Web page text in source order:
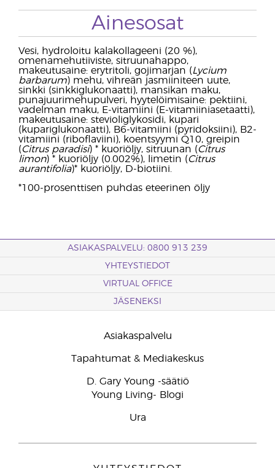
Ainesosat
Vesi, hydroloitu kalakollageeni (20 %),
omenamehutiiviste, sitruunahappo,
makeutusaine: erytritoli, gojimarjan (Lycium
barbarum) mehu, vihreän jasmiiniteen uute,
sinkki (sinkkiglukonaatti), mansikan maku,
punajuurimehupulveri, hyytelöimisaine: pektiini,
vadelman maku, E-vitamiini (E-vitamiiniasetaatti),
makeutusaine: stevioliglykosidi, kupari
(kupariglukonaatti), B6-vitamiini (pyridoksiini), B2-
vitamiini (riboflaviini), koentsyymi Q10, greipin
(Citrus paradisi) * kuoriöljy, sitruunan (Citrus
limon) * kuoriöljy (0.002%), limetin (Citrus
aurantifolia)* kuoriöljy, D-biotiini.
*100-prosenttisen puhdas eteerinen öljy
ASIAKASPALVELU: 0800 913 239
YHTEYSTIEDOT
VIRTUAL OFFICE
JÄSENEKSI
Asiakaspalvelu
Tapahtumat & Mediakeskus
D. Gary Young -säätiö
Young Living- Blogi
Ura